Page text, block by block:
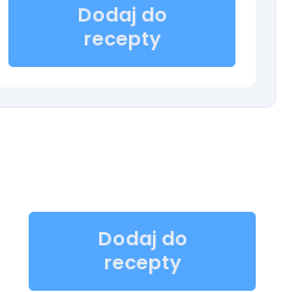
Dodaj do
recepty
Dodaj do
recepty